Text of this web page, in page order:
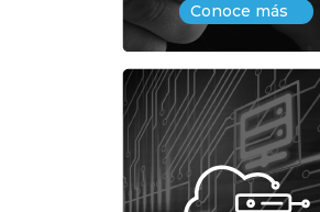
Conoce más